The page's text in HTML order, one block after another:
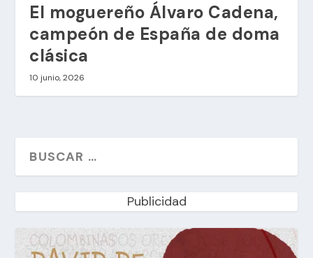
El moguereño Álvaro Cadena,
campeón de España de doma
clásica
10 junio, 2026
Publicidad